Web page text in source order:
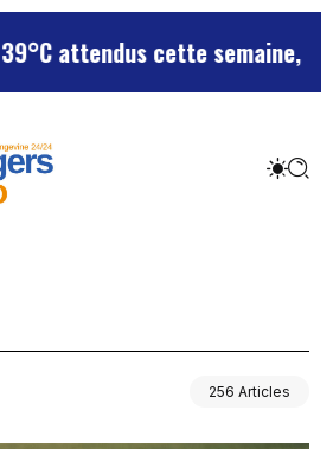
cette semaine, le
256 Articles